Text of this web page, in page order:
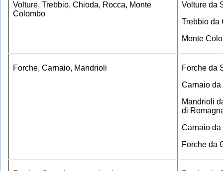
Volture, Trebbio, Chioda, Rocca, Monte
Colombo
Volture da
Trebbio da
Monte
Forche, Carnaio, Mandrioli
Forche da
Carnaio da
Mandrioli
di
Carnaio da
Forche da